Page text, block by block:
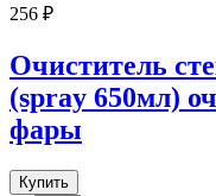
256 ₽
Очиститель
(spray 650мл)
фары
Купить